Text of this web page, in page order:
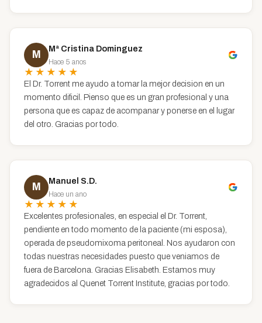
M
Mª Cristina Dominguez
Hace 5 anos
★★★★★
El Dr. Torrent me ayudo a tomar la mejor decision en un
momento dificil. Pienso que es un gran profesional y una
persona que es capaz de acompanar y ponerse en el lugar
del otro. Gracias por todo.
M
Manuel S.D.
Hace un ano
★★★★★
Excelentes profesionales, en especial el Dr. Torrent,
pendiente en todo momento de la paciente (mi esposa),
operada de pseudomixoma peritoneal. Nos ayudaron con
todas nuestras necesidades puesto que veniamos de
fuera de Barcelona. Gracias Elisabeth. Estamos muy
agradecidos al Quenet Torrent Institute, gracias por todo.